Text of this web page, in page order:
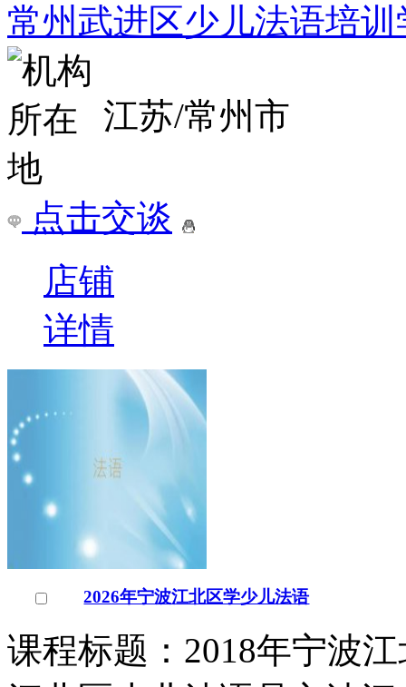
常州武进区少儿法语培训
江苏/常州市
点击交谈
店铺
详情
2026年宁波江北区学少儿法语
课程标题：2018年宁波